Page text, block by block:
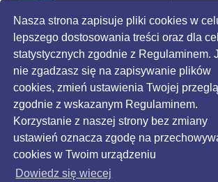
Nasza strona zapisuje pliki cookies w
lepszego dostosowania treści oraz dla
statystycznych zgodnie z Regulaminem.
nie zgadzasz się na zapisywanie plików
cookies, zmień ustawienia Twojej
zgodnie z wskazanym Regulaminem.
Korzystanie z naszej strony bez zmiany
ustawień oznacza zgodę na
cookies w Twoim urządzeniu
Dowiedz się wiecej